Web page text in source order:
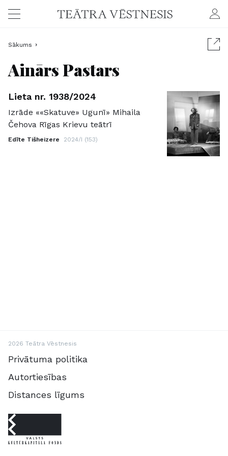
Sākums
Ainārs Pastars
Lieta nr. 1938/2024
Izrāde ««Skatuve» Ugunī» Mihaila
Čehova Rīgas Krievu teātrī
Edīte Tišheizere 2024/I (153)
2026 Teātra Vēstnesis
Privātuma politika
Autortiesības
Distances līgums